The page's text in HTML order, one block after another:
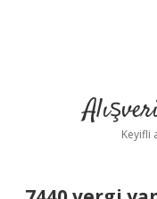
Keyifli